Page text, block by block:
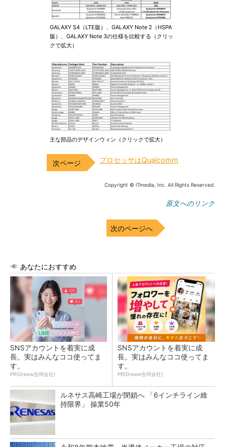
GALAXY S4（LTE版）、GALAXY Note 2（HSPA
版）、GALAXY Note 3の仕様を比較する（クリッ
クで拡大）
主な部品のデザインウィン（クリックで拡大）
プロセッサはQualcomm
Copyright © ITmedia, Inc. All Rights Reserved.
原文へのリンク
次のページへ
あなたにおすすめ
SNSアカウントを着実に成
長。実はみんなココ使ってま
す。
PR(Dreaw合同会社)
SNSアカウントを着実に成
長。実はみんなココ使ってま
す。
PR(Dreaw合同会社)
ルネサス高崎工場が閉鎖へ 「6インチライン維
持限界」 操業50年